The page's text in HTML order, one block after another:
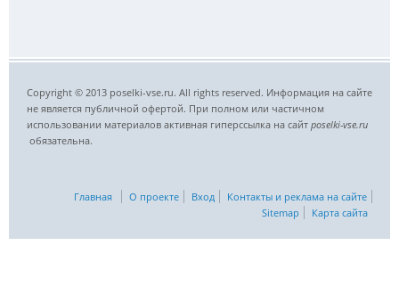
Copyright © 2013 poselki-vse.ru. All rights reserved. Информация на сайте
не является публичной офертой. При полном или частичном
использовании материалов активная гиперссылка на сайт poselki-vse.ru​
обязательна.
Главная О проекте Вход
Контакты и реклама на сайте
Sitemap
Карта сайта